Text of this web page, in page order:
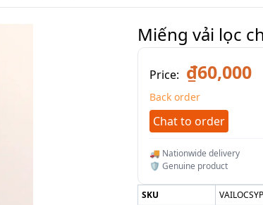
Miếng vải lọc
Price: ₫60,000
Back order
Chat to order
🚚 Nationwide delivery
🛡️ Genuine product
SKU